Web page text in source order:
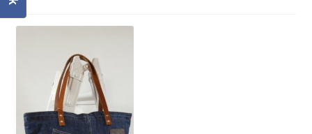
Polityka prywatności